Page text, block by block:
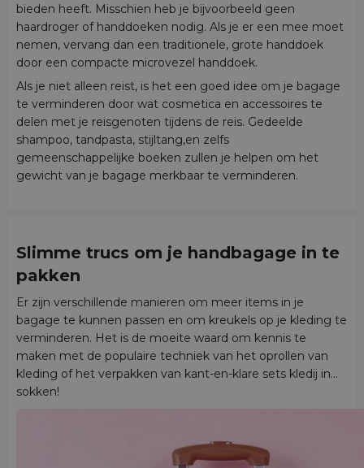
bieden heeft. Misschien heb je bijvoorbeeld geen
haardroger of handdoeken nodig. Als je er een mee moet
nemen, vervang dan een traditionele, grote handdoek
door een compacte microvezel handdoek.
Als je niet alleen reist, is het een goed idee om je bagage
te verminderen door wat cosmetica en accessoires te
delen met je reisgenoten tijdens de reis. Gedeelde
shampoo, tandpasta, stijltang,en zelfs
gemeenschappelijke boeken zullen je helpen om het
gewicht van je bagage merkbaar te verminderen.
Slimme trucs om je handbagage in te
pakken
Er zijn verschillende manieren om meer items in je
bagage te kunnen passen en om kreukels op je kleding te
verminderen. Het is de moeite waard om kennis te
maken met de populaire techniek van het oprollen van
kleding of het verpakken van kant-en-klare sets kledij in...
sokken!